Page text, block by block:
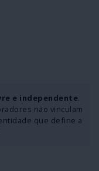
e independente.
não vinculam
que define a